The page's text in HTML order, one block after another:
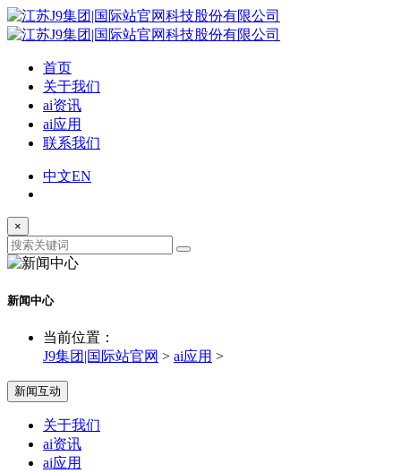
首页
关于我们
ai资讯
ai应用
联系我们
中文EN
×
新闻中心
当前位置：
J9集团|国际站官网 > ai应用 >
新闻互动
关于我们
ai资讯
ai应用